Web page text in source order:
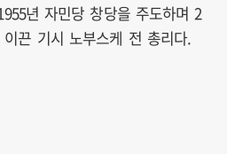
년 자민당 창당을 주도하며 2
끈 기시 노부스케 전 총리다.